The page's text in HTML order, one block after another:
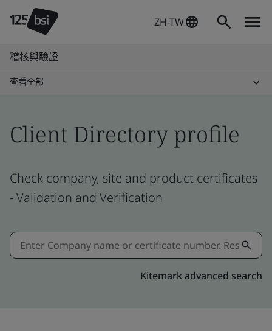
ZH-TW
稽核與驗證
查看全部
Client Directory profile
Check company, site and product certificates
- Validation and Verification
Kitemark advanced search